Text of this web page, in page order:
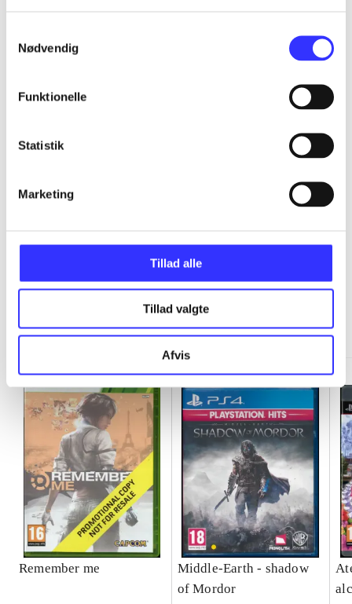
Nødvendig
Funktionelle
Statistik
Marketing
Tillad alle
Tillad valgte
Afvis
...
...
...
...
Remember me
Middle-Earth - shadow
of Mordor